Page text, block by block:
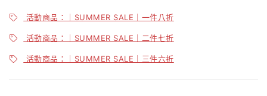
活動商品：｜SUMMER SALE｜一件八折
活動商品：｜SUMMER SALE｜二件七折
活動商品：｜SUMMER SALE｜三件六折